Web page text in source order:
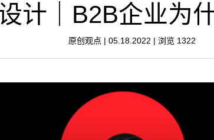
计｜B2B企业为
原创观点 | 05.18.2022 | 浏览 1322